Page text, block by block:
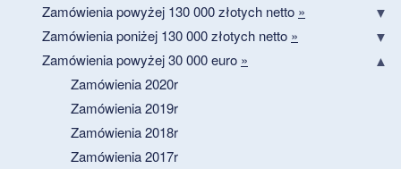
Zamówienia powyżej 130 000 złotych netto »
Zamówienia poniżej 130 000 złotych netto »
Zamówienia powyżej 30 000 euro »
Zamówienia 2020r
Zamówienia 2019r
Zamówienia 2018r
Zamówienia 2017r